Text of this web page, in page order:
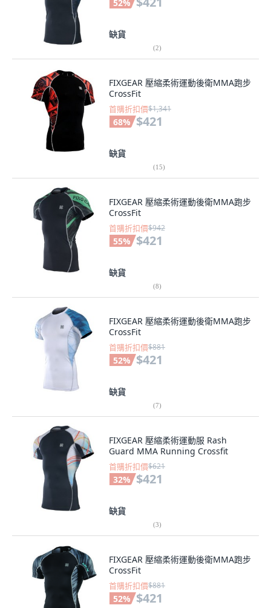
52%
缺貨
(2)
FIXGEAR 壓縮柔術運動後衛MMA跑步
CrossFit
首購折扣價$1,341
68% $421
缺貨
(15)
FIXGEAR 壓縮柔術運動後衛MMA跑步
CrossFit
首購折扣價$942
55% $421
缺貨
(8)
FIXGEAR 壓縮柔術運動後衛MMA跑步
CrossFit
首購折扣價$881
52% $421
缺貨
(7)
FIXGEAR 壓縮柔術運動服 Rash
Guard MMA Running Crossfit
首購折扣價$621
32% $421
缺貨
(3)
FIXGEAR 壓縮柔術運動後衛MMA跑步
CrossFit
首購折扣價$881
52% $421